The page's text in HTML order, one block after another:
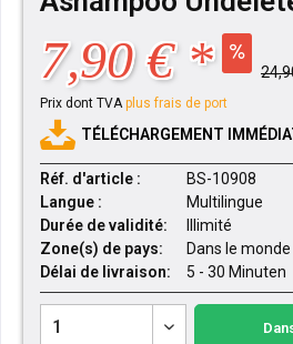
7,90 € *
Prix dont TVAplus frais de port
TÉLÉCHARGEMENT
Réf. d'article :
BS-10908
Langue :
Multilingue
Durée de validité:
Illimité
Zone(s) de pays:
Dans le
Délai de livraison:
5 - 30 Minuten